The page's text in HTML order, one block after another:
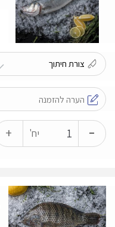
-
כמות
של
-
1000
גרם
יח' +